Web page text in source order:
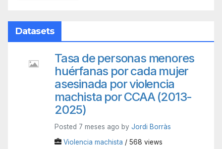
Datasets
Tasa de personas menores
huérfanas por cada mujer
asesinada por violencia
machista por CCAA (2013-
2025)
Posted 7 meses ago by Jordi Borràs
Violencia machista / 568 views